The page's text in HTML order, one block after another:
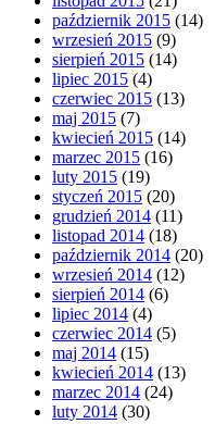
październik 2015 (14)
wrzesień 2015 (9)
sierpień 2015 (14)
lipiec 2015 (4)
czerwiec 2015 (13)
maj 2015 (7)
kwiecień 2015 (14)
marzec 2015 (16)
luty 2015 (19)
styczeń 2015 (20)
grudzień 2014 (11)
listopad 2014 (18)
październik 2014 (20)
wrzesień 2014 (12)
sierpień 2014 (6)
lipiec 2014 (4)
czerwiec 2014 (5)
maj 2014 (15)
kwiecień 2014 (13)
marzec 2014 (24)
luty 2014 (30)